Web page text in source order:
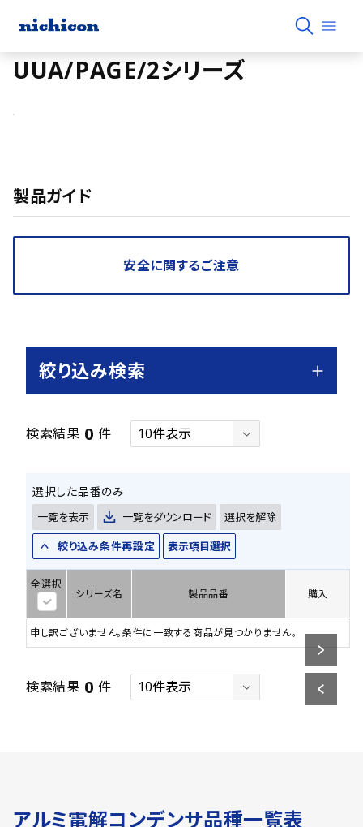
UUA/PAGE/2シリーズ
製品ガイド
安全に関するご注意
絞り込み検索
検索結果 0 件
選択した品番のみ
一覧を表示 一覧をダウンロード
選択を解除
絞り込み条件再設定
表示項目選択
全選択
シリーズ名 製品品番 購入
申し訳ございません。条件に一致する商品が見つかりません。
検索結果 0 件
アルミ電解コンデンサ品種一覧表